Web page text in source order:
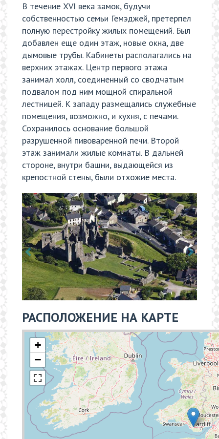
В течение XVI века замок, будучи
собственностью семьи Гемэджей, претерпел
полную перестройку жилых помещений. Был
добавлен еще один этаж, новые окна, две
дымовые трубы. Кабинеты располагались на
верхних этажах. Центр первого этажа
занимал холл, соединенный со сводчатым
подвалом под ним мощной спиральной
лестницей. К западу размещались служебные
помещения, возможно, и кухня, с печами.
Сохранилось основание большой
разрушенной пивоваренной печи. Второй
этаж занимали жилые комнаты. В дальней
стороне, внутри башни, выдающейся из
крепостной стены, были отхожие места.
РАСПОЛОЖЕНИЕ НА КАРТЕ
+
−